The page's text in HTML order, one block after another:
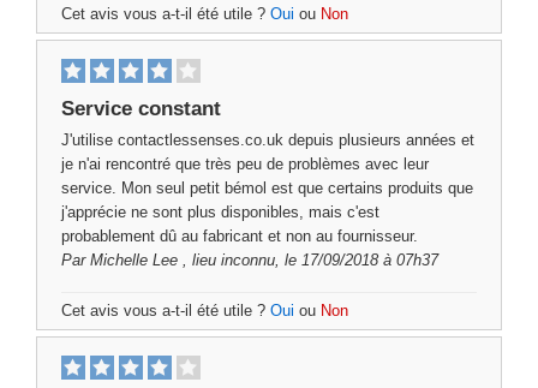
Cet avis vous a-t-il été utile ? Oui ou Non
Service constant
J'utilise contactlessenses.co.uk depuis plusieurs années et
je n'ai rencontré que très peu de problèmes avec leur
service. Mon seul petit bémol est que certains produits que
j'apprécie ne sont plus disponibles, mais c'est
probablement dû au fabricant et non au fournisseur.
Par Michelle Lee , lieu inconnu, le 17/09/2018 à 07h37
Cet avis vous a-t-il été utile ? Oui ou Non